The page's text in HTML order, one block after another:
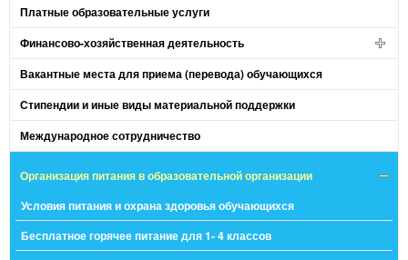
Платные образовательные услуги
Финансово-хозяйственная деятельность
Вакантные места для приема (перевода) обучающихся
Стипендии и иные виды материальной поддержки
Международное сотрудничество
Организация питания в образовательной организации
Условия питания и охрана здоровья обучающихся
Бесплатное горячее питание для 1- 4 классов